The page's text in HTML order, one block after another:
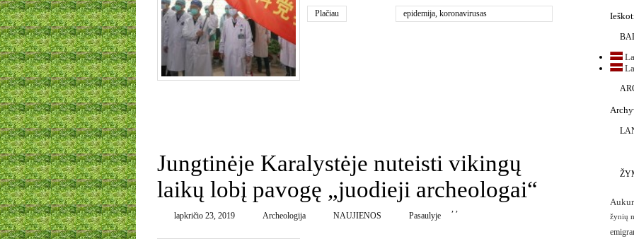
Plačiau epidemija, koronavirusas
Jungtinėje Karalystėje nuteisti vikingų
laikų lobį pavogę „juodieji archeologai“
lapkričio 23, 2019 Archeologija
,
NAUJIENOS
,
Pasaulyje žynių